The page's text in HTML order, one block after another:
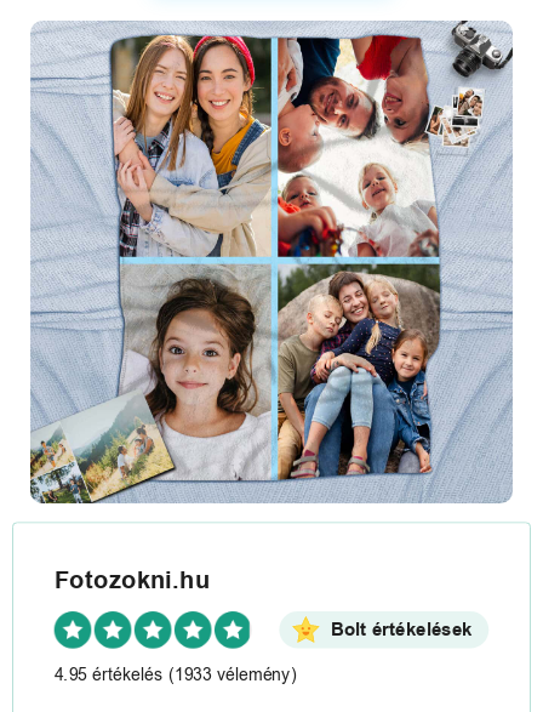
Fotozokni.hu
Bolt értékelések
4.95 értékelés (1933 vélemény)